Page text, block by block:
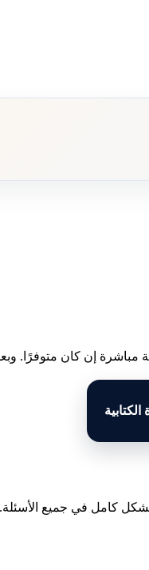
إن كان متوفرًا.
الكتابية
كامل في جميع الأسئلة.